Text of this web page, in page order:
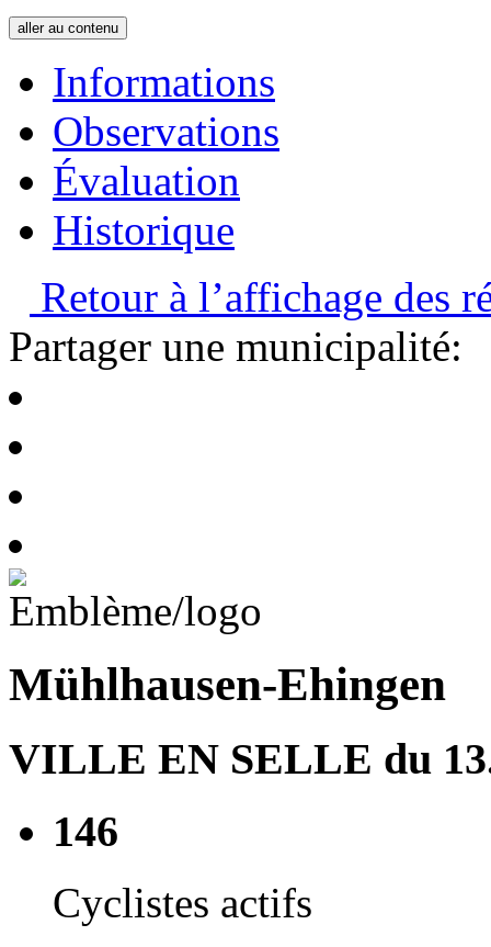
aller au contenu
Informations
Observations
Évaluation
Historique
Retour à l’affichage des
Partager une municipalité:
Mühlhausen-Ehingen
VILLE EN SELLE du
146
Cyclistes actifs